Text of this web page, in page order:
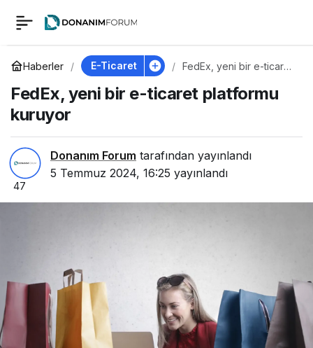
Haberler E-Ticaret
FedEx, yeni bir e-ticaret
FedEx, yeni bir e-ticaret platformu
kuruyor
Donanım Forum tarafından yayınlandı
5 Temmuz 2024, 16:25 yayınlandı
47
FedEx, yeni bir e-
ticaret platformu
kuruyor